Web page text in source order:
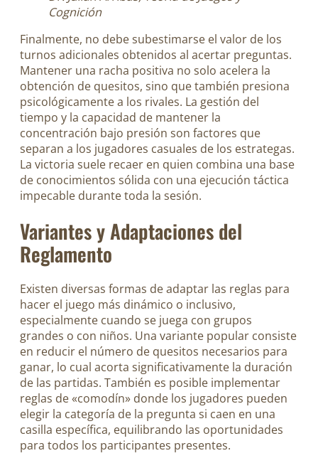
Cognición
Finalmente, no debe subestimarse el valor de los
turnos adicionales obtenidos al acertar preguntas.
Mantener una racha positiva no solo acelera la
obtención de quesitos, sino que también presiona
psicológicamente a los rivales. La gestión del
tiempo y la capacidad de mantener la
concentración bajo presión son factores que
separan a los jugadores casuales de los estrategas.
La victoria suele recaer en quien combina una base
de conocimientos sólida con una ejecución táctica
impecable durante toda la sesión.
Variantes y Adaptaciones del
Reglamento
Existen diversas formas de adaptar las reglas para
hacer el juego más dinámico o inclusivo,
especialmente cuando se juega con grupos
grandes o con niños. Una variante popular consiste
en reducir el número de quesitos necesarios para
ganar, lo cual acorta significativamente la duración
de las partidas. También es posible implementar
reglas de «comodín» donde los jugadores pueden
elegir la categoría de la pregunta si caen en una
casilla específica, equilibrando las oportunidades
para todos los participantes presentes.